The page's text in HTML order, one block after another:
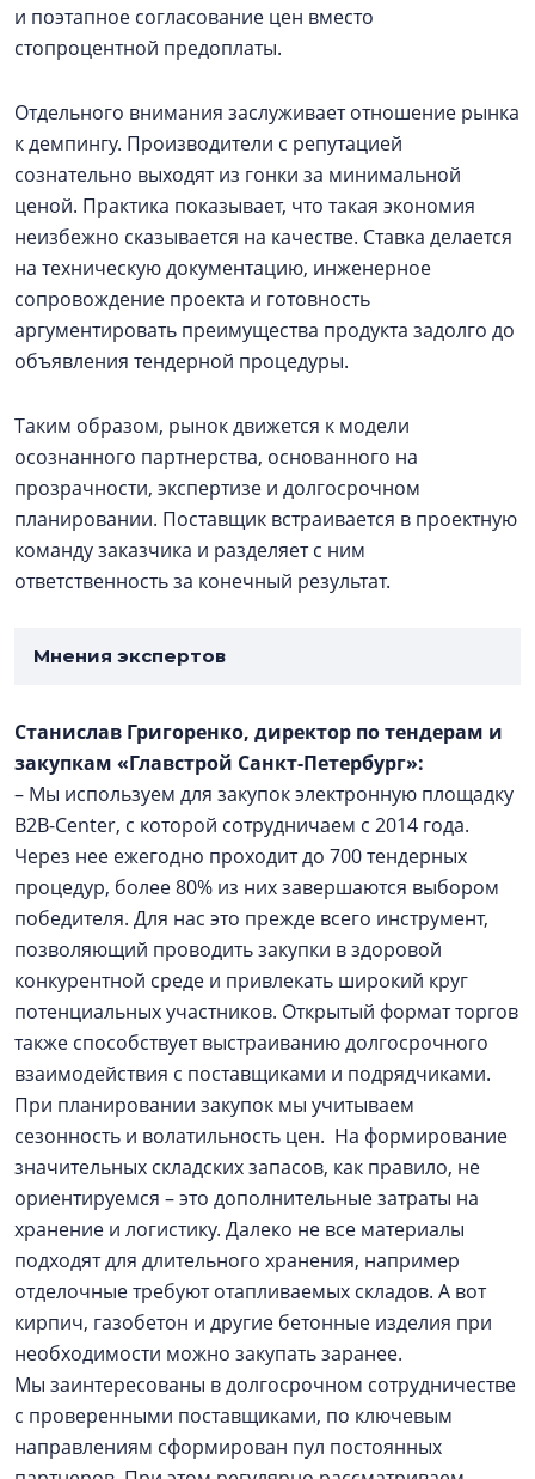
и поэтапное согласование цен вместо
стопроцентной предоплаты.
Отдельного внимания заслуживает отношение рынка
к демпингу. Производители с репутацией
сознательно выходят из гонки за минимальной
ценой. Практика показывает, что такая экономия
неизбежно сказывается на качестве. Ставка делается
на техническую документацию, инженерное
сопровождение проекта и готовность
аргументировать преимущества продукта задолго до
объявления тендерной процедуры.
Таким образом, рынок движется к модели
осознанного партнерства, основанного на
прозрачности, экспертизе и долгосрочном
планировании. Поставщик встраивается в проектную
команду заказчика и разделяет с ним
ответственность за конечный результат.
Мнения экспертов
Станислав Григоренко, директор по тендерам и
закупкам «Главстрой Санкт-Петербург»:
– Мы используем для закупок электронную площадку
B2B-Center, с которой сотрудничаем с 2014 года.
Через нее ежегодно проходит до 700 тендерных
процедур, более 80% из них завершаются выбором
победителя. Для нас это прежде всего инструмент,
позволяющий проводить закупки в здоровой
конкурентной среде и привлекать широкий круг
потенциальных участников. Открытый формат торгов
также способствует выстраиванию долгосрочного
взаимодействия с поставщиками и подрядчиками.
При планировании закупок мы учитываем
сезонность и волатильность цен. На формирование
значительных складских запасов, как правило, не
ориентируемся – это дополнительные затраты на
хранение и логистику. Далеко не все материалы
подходят для длительного хранения, например
отделочные требуют отапливаемых складов. А вот
кирпич, газобетон и другие бетонные изделия при
необходимости можно закупать заранее.
Мы заинтересованы в долгосрочном сотрудничестве
с проверенными поставщиками, по ключевым
направлениям сформирован пул постоянных